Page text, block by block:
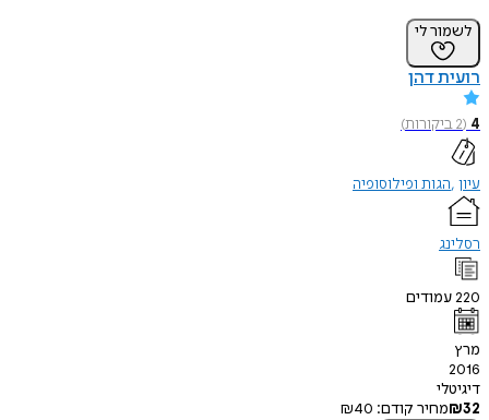
לשמור לי
רועית דהן
4
(
2ביקורות)
עיון הגות ופילוסופיה
רסלינג
220עמודים
מרץ
2016
דיגיטלי
₪32 מחיר קודם: ₪40